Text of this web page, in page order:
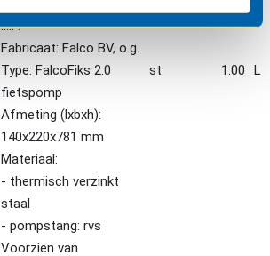
..... .
Fabricaat: Falco BV, o.g.
Type: FalcoFiks 2.0
fietspomp
st 1.00 L
Afmeting (lxbxh):
140x220x781 mm
Materiaal:
- thermisch verzinkt
staal
- pompstang: rvs
Voorzien van